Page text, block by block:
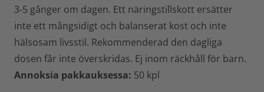
3-5 gånger om dagen. Ett näringstillskott ersätter
inte ett mångsidigt och balanserat kost och inte
hälsosam livsstil. Rekommenderad den dagliga
dosen får inte överskridas. Ej inom räckhåll för barn.
Annoksia pakkauksessa: 50 kpl